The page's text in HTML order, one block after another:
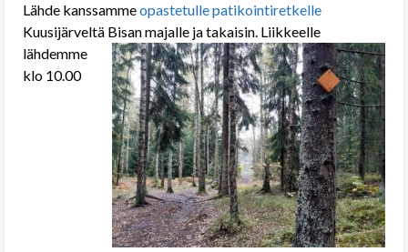
Lähde kanssammeopastetulle patikointiretkelle
Kuusijärveltä Bisan majalle ja takaisin. Liikkeelle
lähdemme
klo 10.00